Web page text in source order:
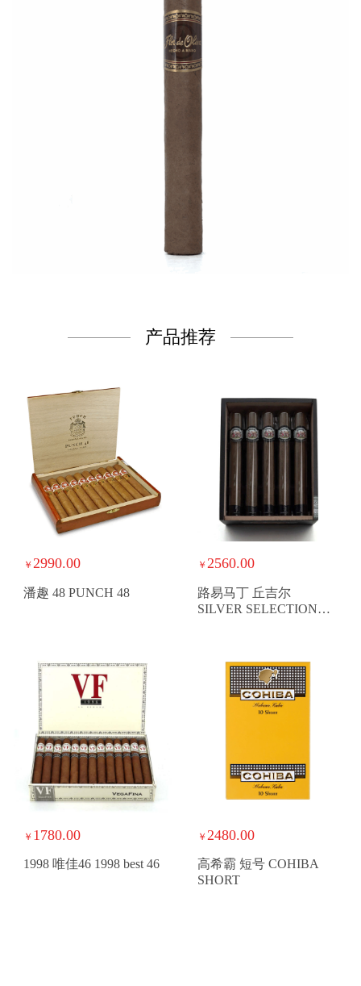
产品推荐
￥ 2990.00
潘趣 48 PUNCH 48
￥ 2560.00
路易马丁 丘吉尔
SILVER SELECTION
￥ 1780.00
1998 唯佳46 1998 best 46
￥ 2480.00
高希霸 短号 COHIBA
SHORT